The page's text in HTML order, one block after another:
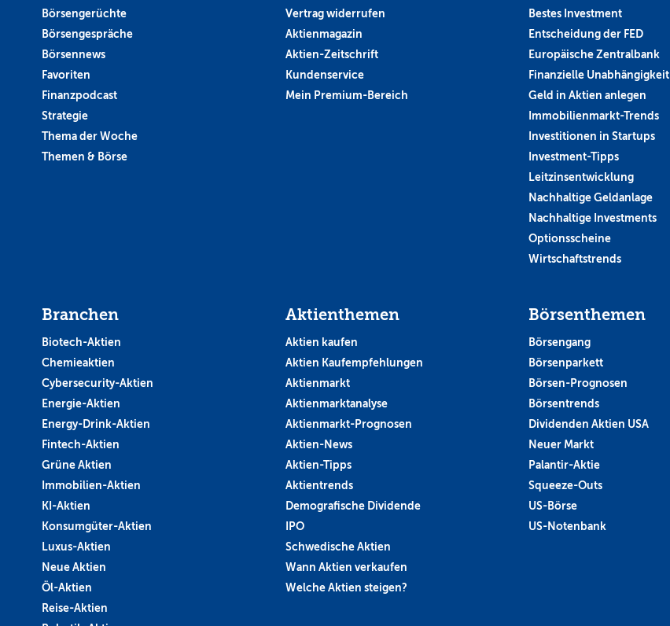
Börsengerüchte
Börsengespräche
Börsennews
Favoriten
Finanzpodcast
Strategie
Thema der Woche
Themen & Börse
Vertrag widerrufen
Aktienmagazin
Aktien-Zeitschrift
Kundenservice
Mein Premium-Bereich
Bestes Investment
Entscheidung der FED
Europäische Zentralbank
Finanzielle Unabhängigkeit
Geld in Aktien anlegen
Immobilienmarkt-Trends
Investitionen in Startups
Investment-Tipps
Leitzinsentwicklung
Nachhaltige Geldanlage
Nachhaltige Investments
Optionsscheine
Wirtschaftstrends
Branchen
Biotech-Aktien
Chemieaktien
Cybersecurity-Aktien
Energie-Aktien
Energy-Drink-Aktien
Fintech-Aktien
Grüne Aktien
Immobilien-Aktien
KI-Aktien
Konsumgüter-Aktien
Luxus-Aktien
Neue Aktien
Öl-Aktien
Reise-Aktien
Aktienthemen
Aktien kaufen
Aktien Kaufempfehlungen
Aktienmarkt
Aktienmarktanalyse
Aktienmarkt-Prognosen
Aktien-News
Aktien-Tipps
Aktientrends
Demografische Dividende
IPO
Schwedische Aktien
Wann Aktien verkaufen
Welche Aktien steigen?
Börsenthemen
Börsengang
Börsenparkett
Börsen-Prognosen
Börsentrends
Dividenden Aktien USA
Neuer Markt
Palantir-Aktie
Squeeze-Outs
US-Börse
US-Notenbank